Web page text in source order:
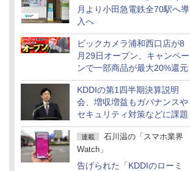
月より小田急電鉄全70駅へ導
入へ
ビックカメラ浦和西口店が8
月29日オープン、キャンペー
ンで一部商品が最大20%還元
KDDIの第1四半期決算説明
会、増収増益もガバナンスや
セキュリティ対策などに課題
連載
石川温の「スマホ業界
Watch」
告げられた「KDDIのローミ